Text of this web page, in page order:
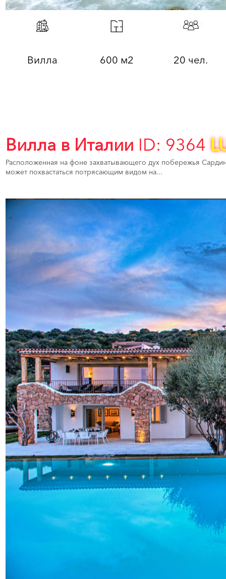
Вилла 600 м2 20 чел.
Вилла в Италии ID: 9364
Расположенная на фоне захватывающего дух побережья
может похвастаться потрясающим видом на...